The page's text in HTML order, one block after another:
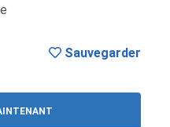
Sauvegarder